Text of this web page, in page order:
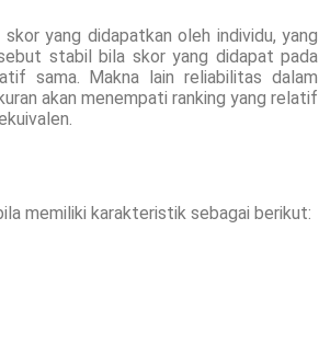
yang didapatkan oleh individu, yang
stabil bila skor yang didapat pada
sama. Makna lain reliabilitas dalam
akan menempati ranking yang relatif
memiliki karakteristik sebagai berikut: